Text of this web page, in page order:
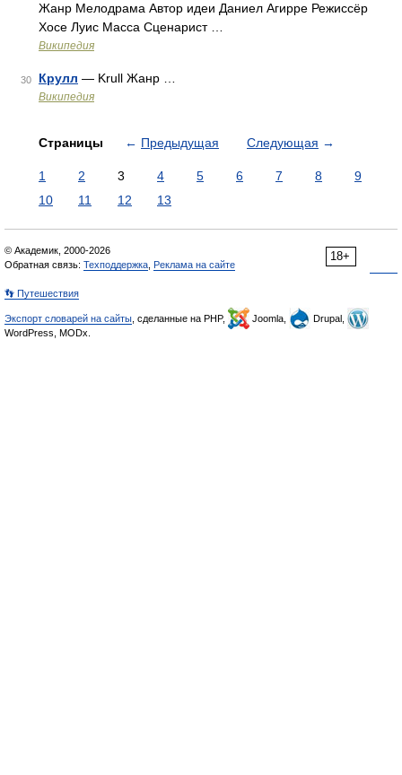
Жанр Мелодрама Автор идеи Даниел Агирре Режиссёр
Хосе Луис Масса Сценарист …
Википедия
30 Крулл — Krull Жанр …
Википедия
Страницы ← Предыдущая Следующая →
1 2 3 4 5 6 7 8
9
10
11 12 13
18+
© Академик, 2000-2026
Обратная связь: Техподдержка Реклама на сайте
👣 Путешествия
Экспорт словарей на сайты , сделанные на PHP, Joomla,
Drupal,
WordPress, MODx.